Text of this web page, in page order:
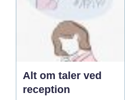
Alt om taler ved
reception